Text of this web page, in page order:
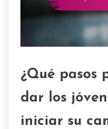
¿Qué pasos
dar los
iniciar su